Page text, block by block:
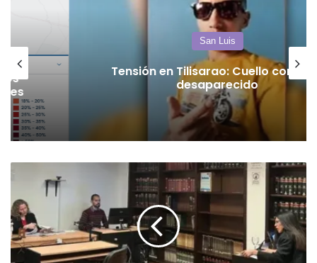
Tensión en Tilisarao: Cuello continúa
desaparecido
12
años
de
prisión